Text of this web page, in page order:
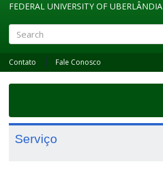
FEDERAL UNIVERSITY OF UBERLÂNDIA
Contato Fale Conosco
Serviço